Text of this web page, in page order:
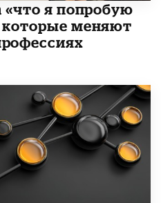
«что я попробую
которые меняют